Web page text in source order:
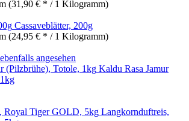
(31,90 € * / 1 Kilogramm)
Cassaveblätter, 200g
(24,95 € * / 1 Kilogramm)
angesehen
Kaldu Rasa Jamur
Langkornduftreis,